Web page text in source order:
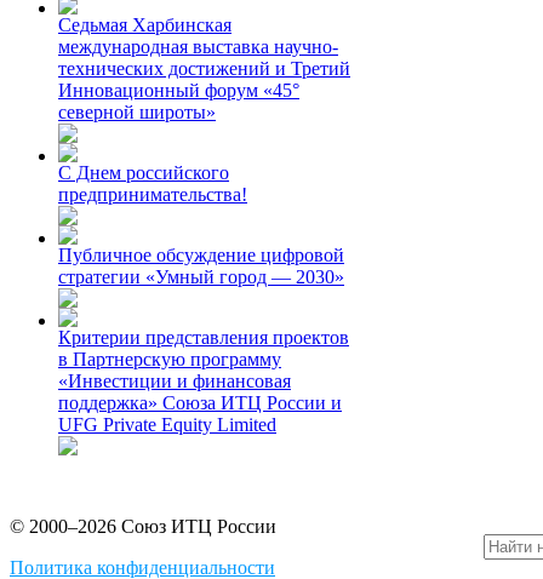
Седьмая Харбинская
международная выставка научно-
технических достижений и Третий
Инновационный форум «45°
северной широты»
С Днем российского
предпринимательства!
Публичное обсуждение цифровой
стратегии «Умный город — 2030»
Критерии представления проектов
в Партнерскую программу
«Инвестиции и финансовая
поддержка» Союза ИТЦ России и
UFG Private Equity Limited
© 2000–2026 Союз ИТЦ России
Политика конфиденциальности